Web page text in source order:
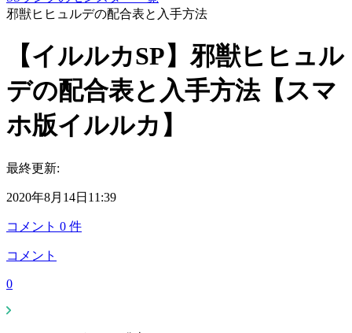
邪獣ヒヒュルデの配合表と入手方法
【イルルカSP】邪獣ヒヒュル
デの配合表と入手方法【スマ
ホ版イルルカ】
最終更新:
2020年8月14日11:39
コメント 0 件
コメント
0